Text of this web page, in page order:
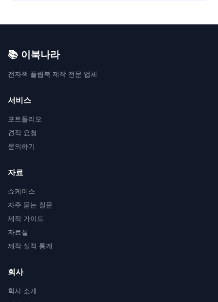
📚 이북나라
전자책 플립북 제작 전문 업체
서비스
포트폴리오
견적 요청
문의하기
자료
쇼케이스
자주 묻는 질문
제작 가이드
자료실
제작 실적 통계
회사
회사 소개